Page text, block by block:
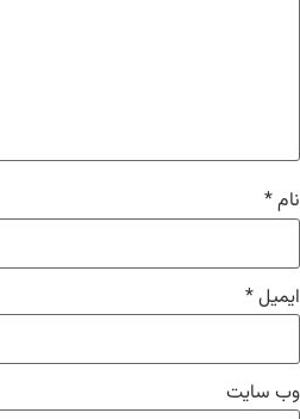
نام*
ایمیل*
وب‌ سایت